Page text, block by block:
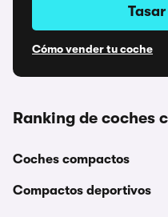
Cómo vender tu coche
Ranking de coches
Coches compactos
Compactos deportivos